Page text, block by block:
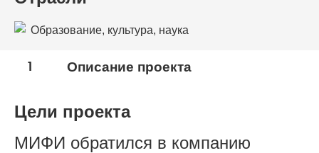
Образование, культура, наука
1 Описание проекта
Цели проекта
МИФИ обратился в компанию